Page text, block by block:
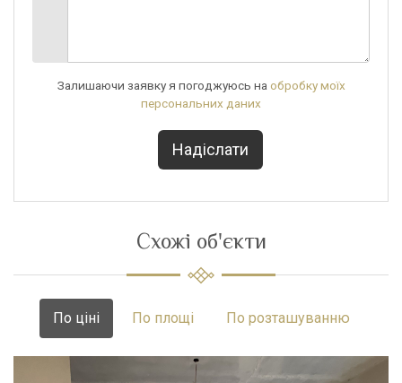
Залишаючи заявку я погоджуюсь на обробку моїх
персональних даних
Схожі об'єкти
По ціні По площі По розташуванню